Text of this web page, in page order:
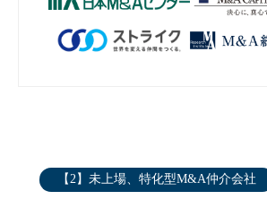
【2】未上場、特化型M&A仲介会社